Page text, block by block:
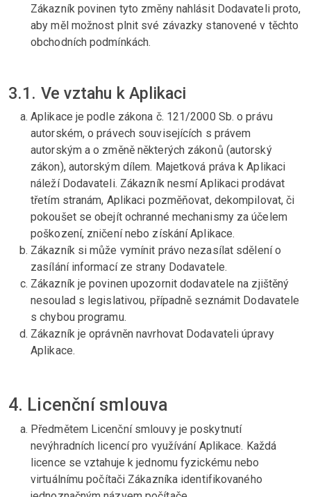
Zákazník povinen tyto změny nahlásit Dodavateli proto,
aby měl možnost plnit své závazky stanovené v těchto
obchodních podmínkách.
3.1. Ve vztahu k Aplikaci
Aplikace je podle zákona č. 121/2000 Sb. o právu
autorském, o právech souvisejících s právem
autorským a o změně některých zákonů (autorský
zákon), autorským dílem. Majetková práva k Aplikaci
náleží Dodavateli. Zákazník nesmí Aplikaci prodávat
třetím stranám, Aplikaci pozměňovat, dekompilovat, či
pokoušet se obejít ochranné mechanismy za účelem
poškození, zničení nebo získání Aplikace.
Zákazník si může vymínit právo nezasílat sdělení o
zasílání informací ze strany Dodavatele.
Zákazník je povinen upozornit dodavatele na zjištěný
nesoulad s legislativou, případně seznámit Dodavatele
s chybou programu.
Zákazník je oprávněn navrhovat Dodavateli úpravy
Aplikace.
4. Licenční smlouva
Předmětem Licenční smlouvy je poskytnutí
nevýhradních licencí pro využívání Aplikace. Každá
licence se vztahuje k jednomu fyzickému nebo
virtuálnímu počítači Zákazníka identifikovaného